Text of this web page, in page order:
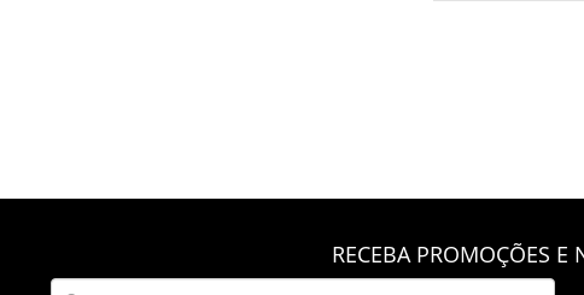
RECEBA PROMOÇÕES